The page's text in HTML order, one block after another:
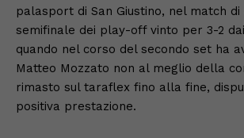
palasport di San Giustino, nel match
semifinale dei play-off vinto per 3-2
quando nel corso del secondo set ha
Matteo Mozzato non al meglio della
rimasto sul taraflex fino alla fine,
positiva prestazione.